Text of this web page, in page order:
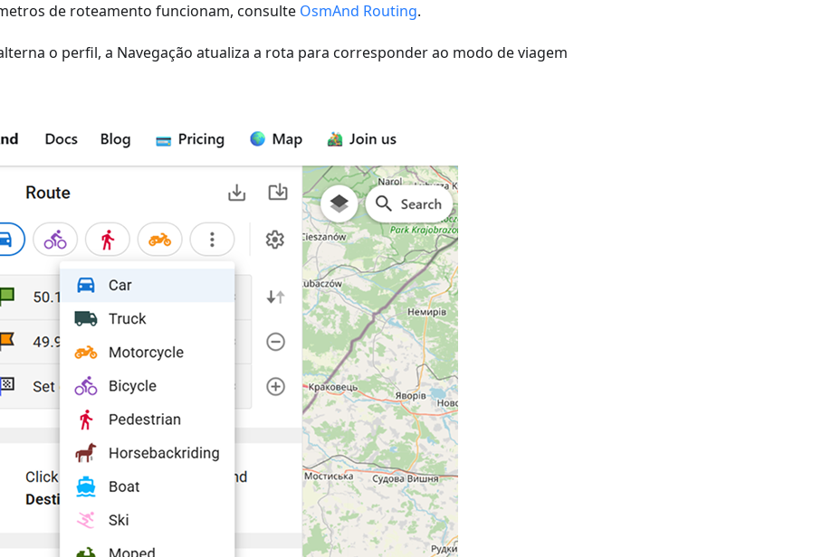
de roteamento funcionam, consulte OsmAnd Routing.
o perfil, a Navegação atualiza a rota para corresponder ao modo de viagem